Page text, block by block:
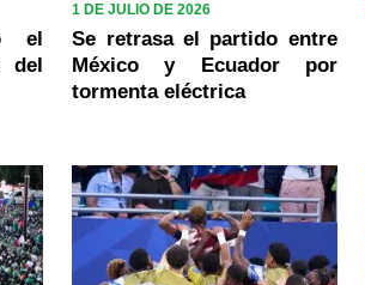
el
del
1 DE JULIO DE 2026
Se retrasa el partido entre
México y Ecuador por
tormenta eléctrica